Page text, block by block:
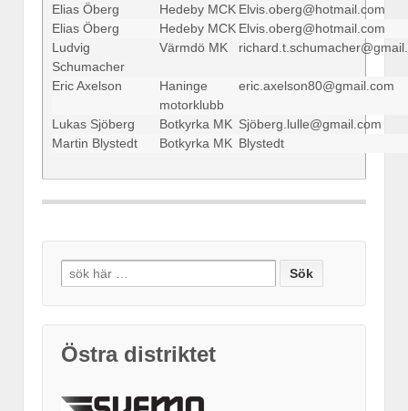
Elias Öberg
Hedeby MCK Elvis.oberg@hotmail.com
Elias Öberg
Hedeby MCK Elvis.oberg@hotmail.com
Ludvig
Schumacher
Värmdö MK
Eric Axelson
Haninge
motorklubb
eric.axelson80@gmail.com
Lukas Sjöberg Botkyrka MK Sjöberg.lulle@gmail.com
Martin Blystedt
Botkyrka MK Blystedt
Search
for:
Östra distriktet